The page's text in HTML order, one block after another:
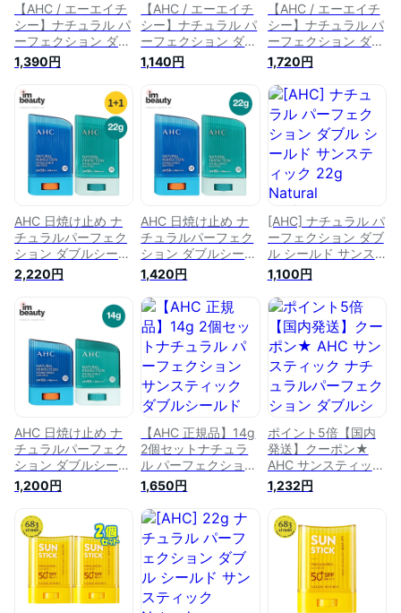
【AHC / エーエイチ
シー】ナチュラル パ
ーフェクション ダブ
ル シールド サンス
ティック 22g サンク
リーム サンスティッ
ク 日焼け止め 韓国
コスメ【楽天海外直
送】
1,390円
【AHC / エーエイチ
シー】ナチュラル パ
ーフェクション ダブ
ル シールド サンス
ティック 14g サンク
リーム サンスティッ
ク 日焼け止め 韓国
コスメ【楽天海外直
送】
1,140円
【AHC / エーエイチ
シー】ナチュラル パ
ーフェクション ダブ
ル シールド サンス
ティック 14g 2個 セ
ット サンクリーム
サンスティック 日焼
け止め 日焼け止め
スティック スティッ
ク日焼け止め スティ
ック 日焼け止め ahc
日焼け止め サンステ
ィック 【楽天海外直
送】
1,720円
AHC 日焼け止め ナ
チュラルパーフェク
ション ダブルシール
ド サンスティック
22g 2個セット/日焼
け止め スティックタ
イプ スティック日
韓国コスメ 韓国ス
キン
2,220円
AHC 日焼け止め ナ
チュラルパーフェク
ション ダブルシール
ド サンスティック
22g/日焼け止め ステ
ィックタイプ ステ
ィック日焼け止め
UVケア 韓国コス
メ 韓国スキン
1,420円
[AHC] ナチュラル パ
ーフェクション ダブ
ル シールド サンス
ティック 22g
Natural Perfection
Double Shield Sun
Stick 韓国コスメ 韓
国直送 日焼け止め
1,100円
AHC 日焼け止め ナ
チュラルパーフェク
ション ダブルシール
ド サンスティック
14g/日焼け止め ステ
ィックタイプ ステ
ィック日焼け止め
UVケア 韓国コス
メ 韓国スキン
1,200円
【AHC 正規品】14g
2個セットナチュラ
ル パーフェクション
サンスティック ダブ
ルシールド フレッシ
ュSPF50+ PA++++
韓国人気コスメ 韓国
コスメ ファンデーシ
ョン UV 日焼け止め
サンクリーム スティ
ック 化粧下地 =【海
外通販】日やけ止め
1,650円
ポイント5倍【国内
発送】クーポン★
AHC サンスティック
ナチュラルパーフェ
クション ダブルシー
ルド サンスティック
14g SPF50+
PA++++ 送料無料 ポ
スト投函 当日発送
日焼け止め べたつか
ない 子供日焼け止め
敏感肌 化粧下地 UV
1,232円